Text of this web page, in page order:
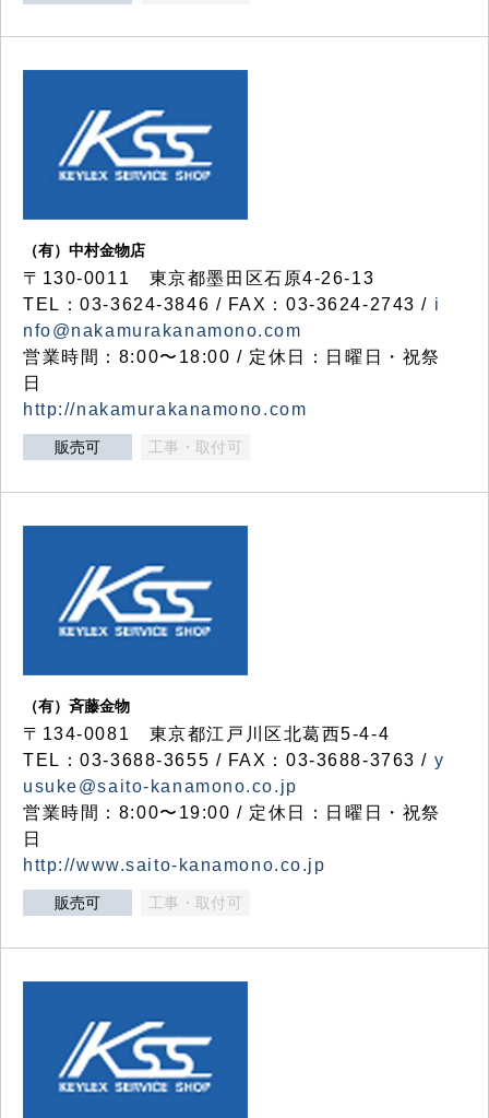
（有）中村金物店
〒130-0011 東京都墨田区石原4-26-13
TEL：03-3624-3846 / FAX：03-3624-2743 / i
nfo@nakamurakanamono.com
営業時間：8:00〜18:00 / 定休日：日曜日・祝祭
日
http://nakamurakanamono.com
販売可 工事・取付可
（有）斉藤金物
〒134-0081 東京都江戸川区北葛西5-4-4
TEL：03-3688-3655 / FAX：03-3688-3763 / y
usuke@saito-kanamono.co.jp
営業時間：8:00〜19:00 / 定休日：日曜日・祝祭
日
http://www.saito-kanamono.co.jp
販売可 工事・取付可